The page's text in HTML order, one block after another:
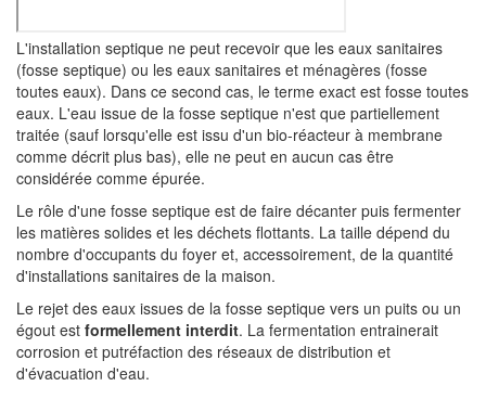
L'installation septique ne peut recevoir que les eaux sanitaires
(fosse septique) ou les eaux sanitaires et ménagères (fosse
toutes eaux). Dans ce second cas, le terme exact est fosse toutes
eaux. L'eau issue de la fosse septique n'est que partiellement
traitée (sauf lorsqu'elle est issu d'un bio-réacteur à membrane
comme décrit plus bas), elle ne peut en aucun cas être
considérée comme épurée.
Le rôle d'une fosse septique est de faire décanter puis fermenter
les matières solides et les déchets flottants. La taille dépend du
nombre d'occupants du foyer et, accessoirement, de la quantité
d'installations sanitaires de la maison.
Le rejet des eaux issues de la fosse septique vers un puits ou un
égout est formellement interdit. La fermentation entrainerait
corrosion et putréfaction des réseaux de distribution et
d'évacuation d'eau.